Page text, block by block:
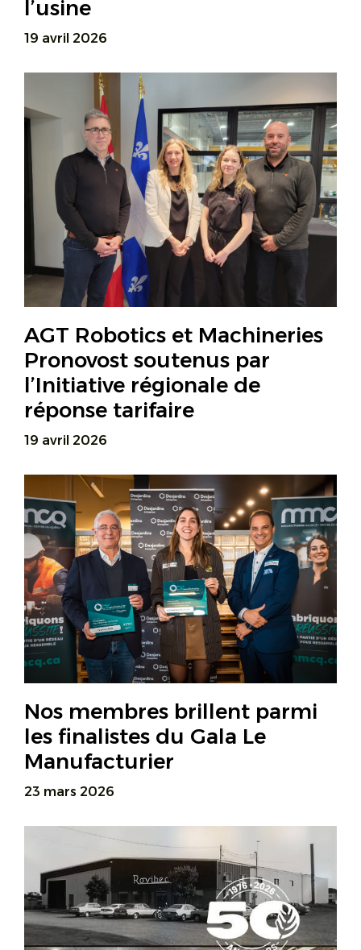
l’usine
19 avril 2026
AGT Robotics et Machineries
Pronovost soutenus par
l’Initiative régionale de
réponse tarifaire
19 avril 2026
Nos membres brillent parmi
les finalistes du Gala Le
Manufacturier
23 mars 2026